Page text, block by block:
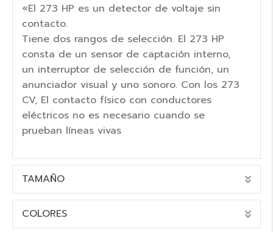
«El 273 HP es un detector de voltaje sin
contacto.
Tiene dos rangos de selección. El 273 HP
consta de un sensor de captación interno,
un interruptor de selección de función, un
anunciador visual y uno sonoro. Con los 273
CV, El contacto físico con conductores
eléctricos no es necesario cuando se
prueban líneas vivas
TAMAÑO
COLORES